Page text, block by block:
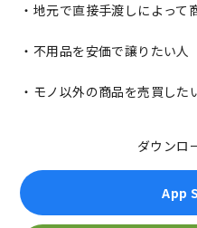
・地元で直接手渡しによって
・不用品を安価で譲りたい人
・モノ以外の商品を売買した
ダウンロ
App